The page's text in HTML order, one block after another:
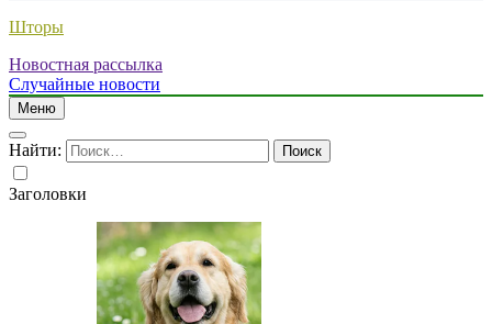
Шторы
Новостная рассылка
Случайные новости
Меню
Найти:
Заголовки